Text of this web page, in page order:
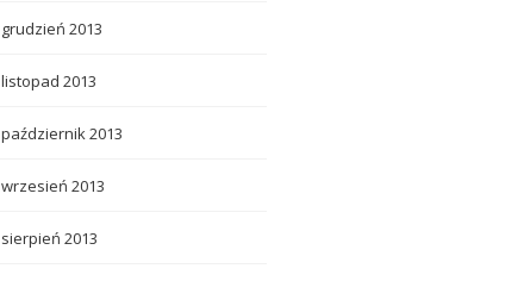
grudzień 2013
listopad 2013
październik 2013
wrzesień 2013
sierpień 2013